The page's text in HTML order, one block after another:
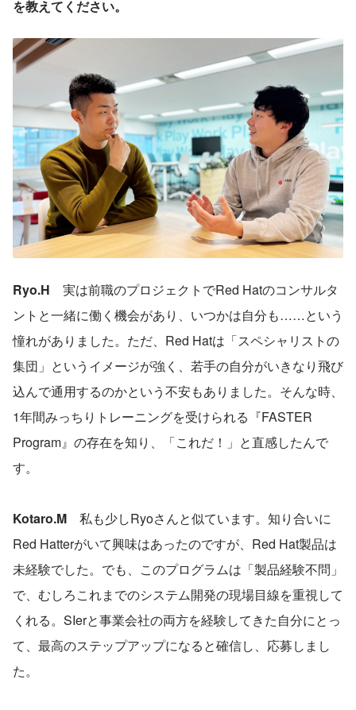
を教えてください。
Ryo.H 実は前職のプロジェクトでRed Hatのコンサルタ
ントと一緒に働く機会があり、いつかは自分も……という
憧れがありました。ただ、Red Hatは「スペシャリストの
集団」というイメージが強く、若手の自分がいきなり飛び
込んで通用するのかという不安もありました。そんな時、
1年間みっちりトレーニングを受けられる『FASTER
Program』の存在を知り、「これだ！」と直感したんで
す。
Kotaro.M 私も少しRyoさんと似ています。知り合いに
Red Hatterがいて興味はあったのですが、Red Hat製品は
未経験でした。でも、このプログラムは「製品経験不問」
で、むしろこれまでのシステム開発の現場目線を重視して
くれる。SIerと事業会社の両方を経験してきた自分にとっ
て、最高のステップアップになると確信し、応募しまし
た。